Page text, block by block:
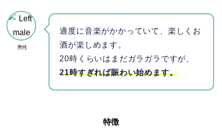
男性
適度に音楽がかかっていて、楽しくお
酒が楽しめます。
20時くらいはまだガラガラですが、
21時すぎれば賑わい始めます。
特徴